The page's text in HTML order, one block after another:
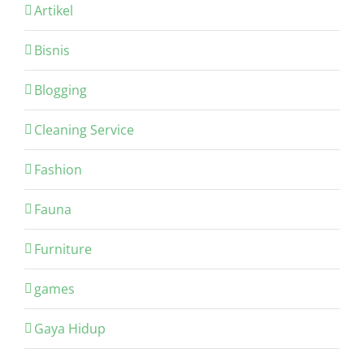
Artikel
Bisnis
Blogging
Cleaning Service
Fashion
Fauna
Furniture
games
Gaya Hidup